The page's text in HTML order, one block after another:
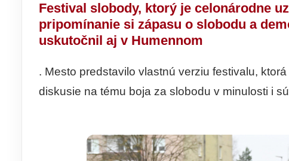
Festival slobody, ktorý je celonárodne
pripomínanie si zápasu o slobodu a
uskutočnil aj v Humennom
. Mesto predstavilo vlastnú verziu festivalu,
diskusie na tému boja za slobodu v minulosti i